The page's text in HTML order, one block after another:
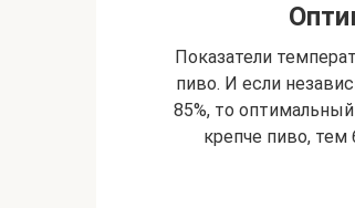
Показатели
пиво. И если
85%, то
крепче пиво,